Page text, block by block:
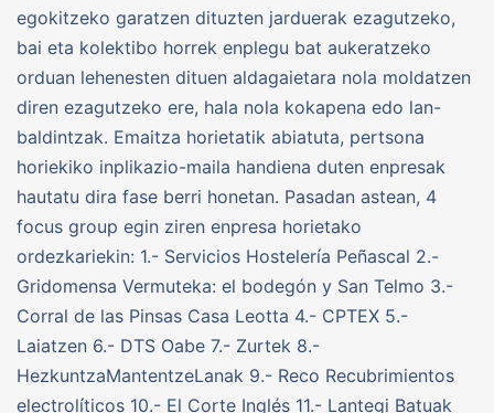
egokitzeko garatzen dituzten jarduerak ezagutzeko,
bai eta kolektibo horrek enplegu bat aukeratzeko
orduan lehenesten dituen aldagaietara nola moldatzen
diren ezagutzeko ere, hala nola kokapena edo lan-
baldintzak. Emaitza horietatik abiatuta, pertsona
horiekiko inplikazio-maila handiena duten enpresak
hautatu dira fase berri honetan. Pasadan astean, 4
focus group egin ziren enpresa horietako
ordezkariekin: 1.- Servicios Hostelería Peñascal 2.-
Gridomensa Vermuteka: el bodegón y San Telmo 3.-
Corral de las Pinsas Casa Leotta 4.- CPTEX 5.-
Laiatzen 6.- DTS Oabe 7.- Zurtek 8.-
HezkuntzaMantentzeLanak 9.- Reco Recubrimientos
electrolíticos 10.- El Corte Inglés 11.- Lantegi Batuak